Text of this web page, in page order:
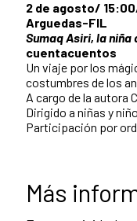
2 de agosto/
Arguedas-FIL
Sumaq Asiri, la niña
cuentacuentos
Un viaje por los
costumbres de los
A cargo de la autora
Dirigido a niñas y
Participación por
Más